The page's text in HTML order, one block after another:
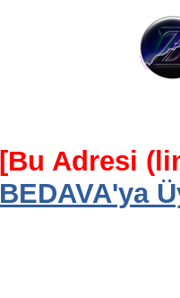
[Bu Adresi
BEDAVA'ya